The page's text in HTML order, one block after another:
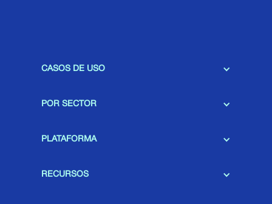
CASOS DE USO
POR SECTOR
PLATAFORMA
RECURSOS